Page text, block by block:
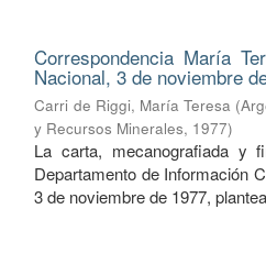
Correspondencia María
Nacional, 3 de noviembre
Carri de Riggi, María Teresa (
y Recursos Minerales, 1977)
La carta, mecanografiada y
Departamento de Información
3 de noviembre de 1977,